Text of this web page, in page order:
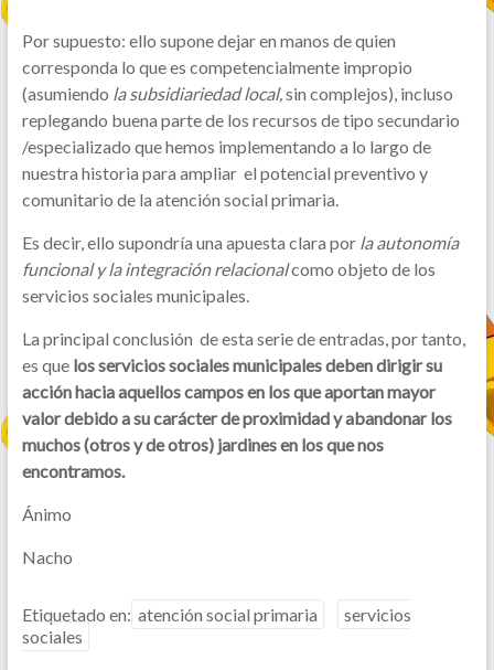
Por supuesto: ello supone dejar en manos de quien
corresponda lo que es competencialmente impropio
(asumiendo la subsidiariedad local,sin complejos), incluso
replegando buena parte de los recursos de tipo secundario
/especializado que hemos implementando a lo largo de
nuestra historia para ampliar el potencial preventivo y
comunitario de la atención social primaria.
Es decir, ello supondría una apuesta clara por la autonomía
funcional y la integración relacionalcomo objeto de los
servicios sociales municipales.
La principal conclusión de esta serie de entradas, por tanto,
es que los servicios sociales municipales deben dirigir su
acción hacia aquellos campos en los que aportan mayor
valor debido a su carácter de proximidad y abandonar los
muchos (otros y de otros) jardines en los que nos
encontramos.
Ánimo
Nacho
Etiquetado en: atención social primaria
servicios
sociales